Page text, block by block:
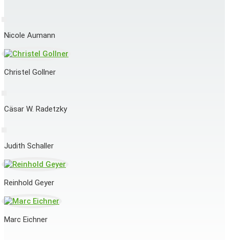
Nicole Aumann
Christel Gollner
Cäsar W. Radetzky
Judith Schaller
Reinhold Geyer
Marc Eichner